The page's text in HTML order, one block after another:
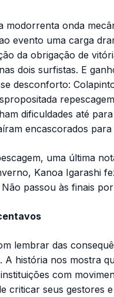
modorrenta onda
evento uma carga
da obrigação de
dois surfistas. E
desconforto:
dificuldades até
encascorados para
uma última
Kanoa Igarashi
passou às finais
lembrar das
A história nos mostra
com
criticar seus gestores